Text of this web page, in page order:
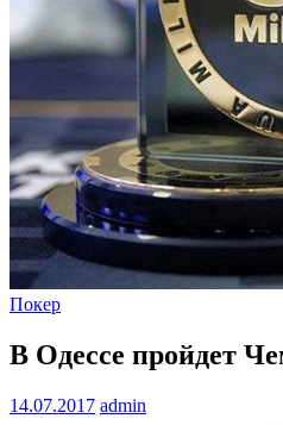
Покер
В Одессе пройдет
14.07.2017 admin